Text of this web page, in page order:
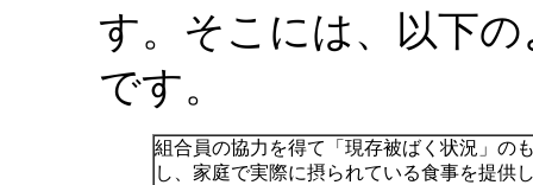
す。そこには、以下
です。
組合員の協力を得て「現存被ばく状況」の
し、家庭で実際に摂られている食事を提供